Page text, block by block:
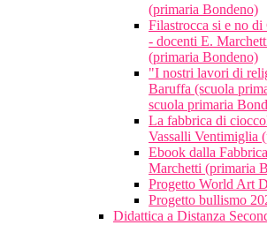
(primaria Bondeno)
Filastrocca si e no
- docenti E.
(primaria Bondeno)
"I nostri lavori di
Baruffa (scuola
scuola primaria
La fabbrica di
Vassalli Ventimiglia
Ebook dalla
Marchetti (primaria
Progetto World Art
Progetto bullismo
Didattica a Distanza